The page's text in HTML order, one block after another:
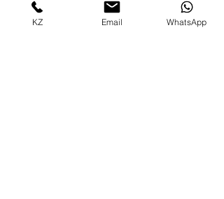
использование изображений изделий в
некоммерческих целях с согласия
KZ Email WhatsApp